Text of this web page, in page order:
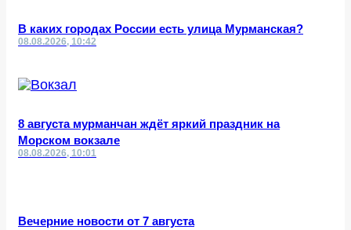
В каких городах России есть улица Мурманская?
08.08.2026, 10:42
8 августа мурманчан ждёт яркий праздник на
Морском вокзале
08.08.2026, 10:01
Вечерние новости от 7 августа